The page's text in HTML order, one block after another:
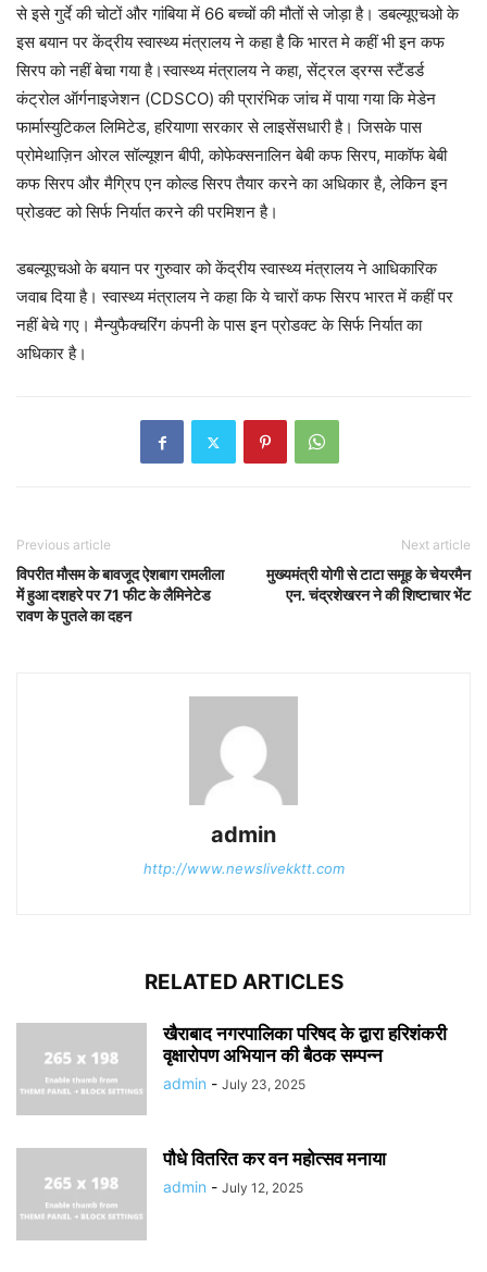
से इसे गुर्दे की चोटों और गांबिया में 66 बच्चों की मौतों से जोड़ा है। डबल्यूएचओ के
इस बयान पर केंद्रीय स्वास्थ्य मंत्रालय ने कहा है कि भारत मे कहीं भी इन कफ
सिरप को नहीं बेचा गया है।स्वास्थ्य मंत्रालय ने कहा, सेंट्रल ड्रग्स स्टैंडर्ड
कंट्रोल ऑर्गनाइजेशन (CDSCO) की प्रारंभिक जांच में पाया गया कि मेडेन
फार्मास्युटिकल लिमिटेड, हरियाणा सरकार से लाइसेंसधारी है। जिसके पास
प्रोमेथाज़िन ओरल सॉल्यूशन बीपी, कोफेक्सनालिन बेबी कफ सिरप, माकॉफ बेबी
कफ सिरप और मैग्रिप एन कोल्ड सिरप तैयार करने का अधिकार है, लेकिन इन
प्रोडक्ट को सिर्फ निर्यात करने की परमिशन है।
डबल्यूएचओ के बयान पर गुरुवार को केंद्रीय स्वास्थ्य मंत्रालय ने आधिकारिक
जवाब दिया है। स्वास्थ्य मंत्रालय ने कहा कि ये चारों कफ सिरप भारत में कहीं पर
नहीं बेचे गए। मैन्युफैक्चरिंग कंपनी के पास इन प्रोडक्ट के सिर्फ निर्यात का
अधिकार है।
Previous article
विपरीत मौसम के बावजूद ऐशबाग रामलीला
में हुआ दशहरे पर 71 फीट के लैमिनेटेड
रावण के पुतले का दहन
Next article
मुख्यमंत्री योगी से टाटा समूह के चेयरमैन
एन. चंद्रशेखरन ने की शिष्टाचार भेंट
admin
http://www.newslivekktt.com
RELATED ARTICLES
खैराबाद नगरपालिका परिषद के द्वारा हरिशंकरी
वृक्षारोपण अभियान की बैठक सम्पन्न
admin - July 23, 2025
पौधे वितरित कर वन महोत्सव मनाया
admin - July 12, 2025